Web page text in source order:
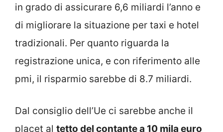
in grado di assicurare 6,6 miliardi l’anno e
di migliorare la situazione per taxi e hotel
tradizionali. Per quanto riguarda la
registrazione unica, e con riferimento alle
pmi, il risparmio sarebbe di 8.7 miliardi.
Dal consiglio dell’Ue ci sarebbe anche il
placet al tetto del contante a 10 mila euro